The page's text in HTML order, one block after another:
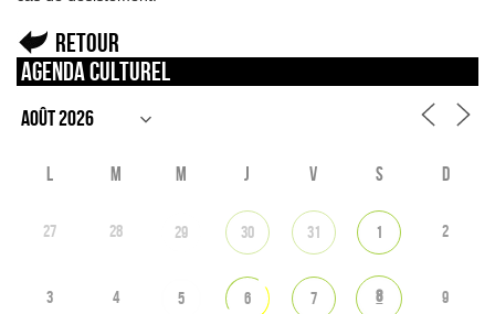
Retour
Agenda culturel
L M M J V S D
27 28 29 30 31 1 2
3 4 5 6 7 8 9